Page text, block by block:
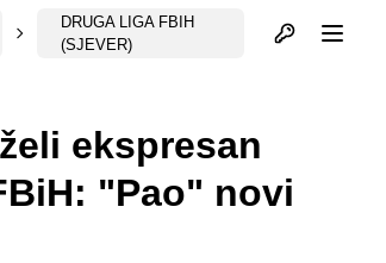
DRUGA LIGA FBIH
(SJEVER)
Otvori profil
ekspresan
"Pao" novi